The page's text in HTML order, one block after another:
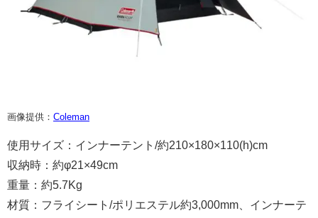
画像提供： Coleman
使用サイズ：インナーテント/約210×180×110(h)cm​
収納時：約φ21×49cm​
重量：約5.7Kg​
材質：フライシート/ポリエステル約3,000mm、インナーテ